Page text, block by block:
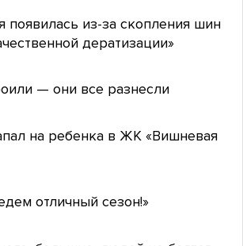
появилась из-за скопления шин
дератизации»
— они все разнесли
на ребенка в ЖК «Вишневая
отличный сезон!»